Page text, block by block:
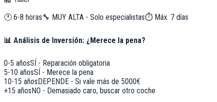
🕐 6-8 horas🔧 MUY ALTA - Solo especialistas⏱️ Máx. 7 días
📊 Análisis de Inversión: ¿Merece la pena?
0-5 añosSÍ - Reparación obligatoria
5-10 añosSÍ - Merece la pena
10-15 añosDEPENDE - Si vale más de 5000€
+15 añosNO - Demasiado caro, buscar otro coche